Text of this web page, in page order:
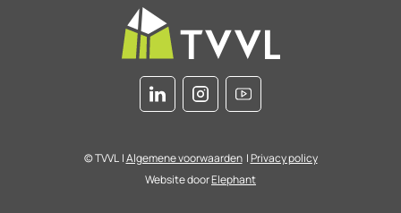
© TVVL|Algemene voorwaarden|Privacy policy
Website doorElephant